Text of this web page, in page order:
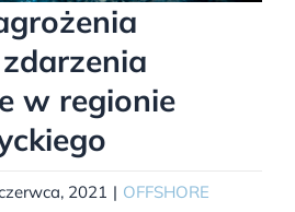
w regionie
2021 | OFFSHORE